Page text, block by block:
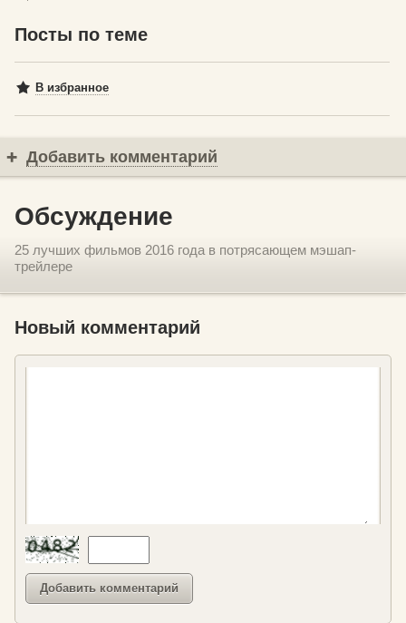
Посты по теме
В избранное
Добавить комментарий
Обсуждение
25 лучших фильмов 2016 года в потрясающем мэшап-
трейлере
Новый комментарий